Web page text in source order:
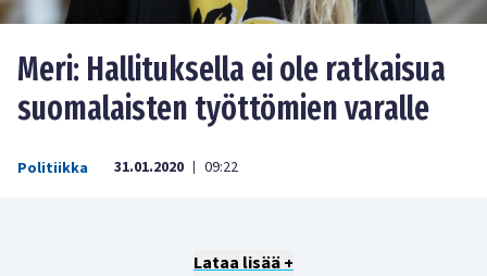
Meri: Hallituksella ei ole ratkaisua
suomalaisten työttömien varalle
Politiikka 31.01.2020 | 09:22
Lataa lisää +